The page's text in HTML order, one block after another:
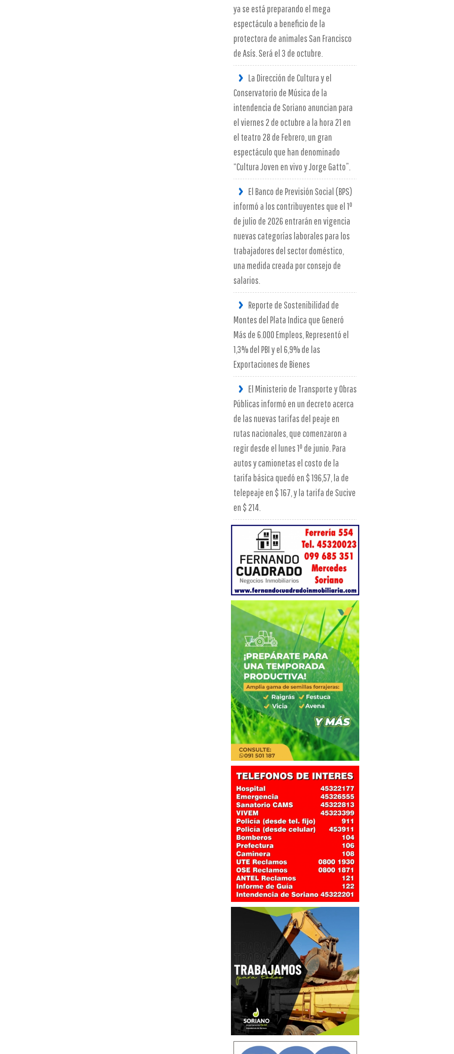
ya se está preparando el mega
espectáculo a beneficio de la
protectora de animales San Francisco
de Asís. Será el 3 de octubre.
La Dirección de Cultura y el
Conservatorio de Música de la
intendencia de Soriano anuncian para
el viernes 2 de octubre a la hora 21 en
el teatro 28 de Febrero, un gran
espectáculo que han denominado
“Cultura Joven en vivo y Jorge Gatto”.
El Banco de Previsión Social (BPS)
informó a los contribuyentes que el 1º
de julio de 2026 entrarán en vigencia
nuevas categorías laborales para los
trabajadores del sector doméstico,
una medida creada por consejo de
salarios.
Reporte de Sostenibilidad de
Montes del Plata Indica que Generó
Más de 6.000 Empleos, Representó el
1,3% del PBI y el 6,9% de las
Exportaciones de Bienes
El Ministerio de Transporte y Obras
Públicas informó en un decreto acerca
de las nuevas tarifas del peaje en
rutas nacionales, que comenzaron a
regir desde el lunes 1º de junio. Para
autos y camionetas el costo de la
tarifa básica quedó en $ 196,57, la de
telepeaje en $ 167, y la tarifa de Sucive
en $ 214.